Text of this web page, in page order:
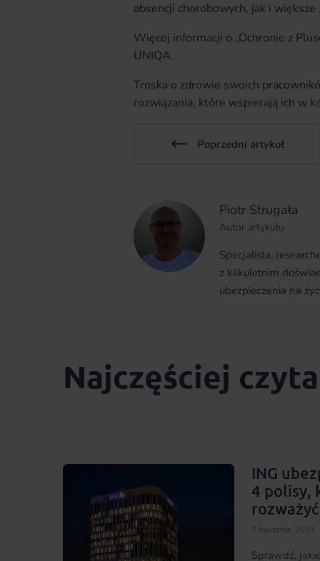
absencji chorobowych, jak i
Więcej informacji o „Ochronie z
UNIQA.
Troska o zdrowie swoich
rozwiązania, które wspierają ich w
Poprzedni artykuł
Piotr Strugała
Autor artykułu
Specjalista,
z kilkuletnim
ubezpieczenia na
Najczęściej
ING
4 polisy,
rozważyć
7 kwietnia, 2021
Sprawdź,